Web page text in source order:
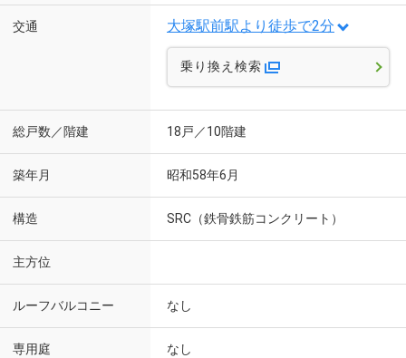
交通 大塚駅前駅より徒歩で2分
乗り換え検索
総戸数／階建 18戸／10階建
築年月 昭和58年6月
構造 SRC（鉄骨鉄筋コンクリート）
主方位
ルーフバルコニー なし
専用庭 なし